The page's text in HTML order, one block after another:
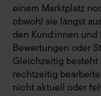
einem Marktplatz
obwohl sie längst
den Kund:innen
Bewertungen oder
Gleichzeitig besteht
rechtzeitig
nicht aktuell oder